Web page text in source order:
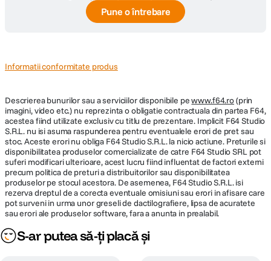
Pune o întrebare
Informatii conformitate produs
Descrierea bunurilor sau a serviciilor disponibile pewww.f64.ro(prin
imagini, video etc.) nu reprezinta o obligatie contractuala din partea F64,
acestea fiind utilizate exclusiv cu titlu de prezentare. Implicit F64 Studio
S.R.L. nu isi asuma raspunderea pentru eventualele erori de pret sau
stoc. Aceste erori nu obliga F64 Studio S.R.L. la nicio actiune. Preturile si
disponibilitatea produselor comercializate de catre F64 Studio SRL pot
suferi modificari ulterioare, acest lucru fiind influentat de factori externi
precum politica de preturi a distribuitorilor sau disponibilitatea
produselor pe stocul acestora. De asemenea, F64 Studio S.R.L. isi
rezerva dreptul de a corecta eventuale omisiuni sau erori in afisare care
pot surveni in urma unor greseli de dactilografiere, lipsa de acuratete
sau erori ale produselor software, fara a anunta in prealabil.
S-ar putea să-ți placă și